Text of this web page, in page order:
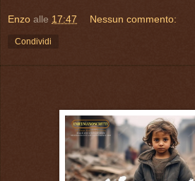
Enzo alle 17:47 Nessun commento:
Condividi